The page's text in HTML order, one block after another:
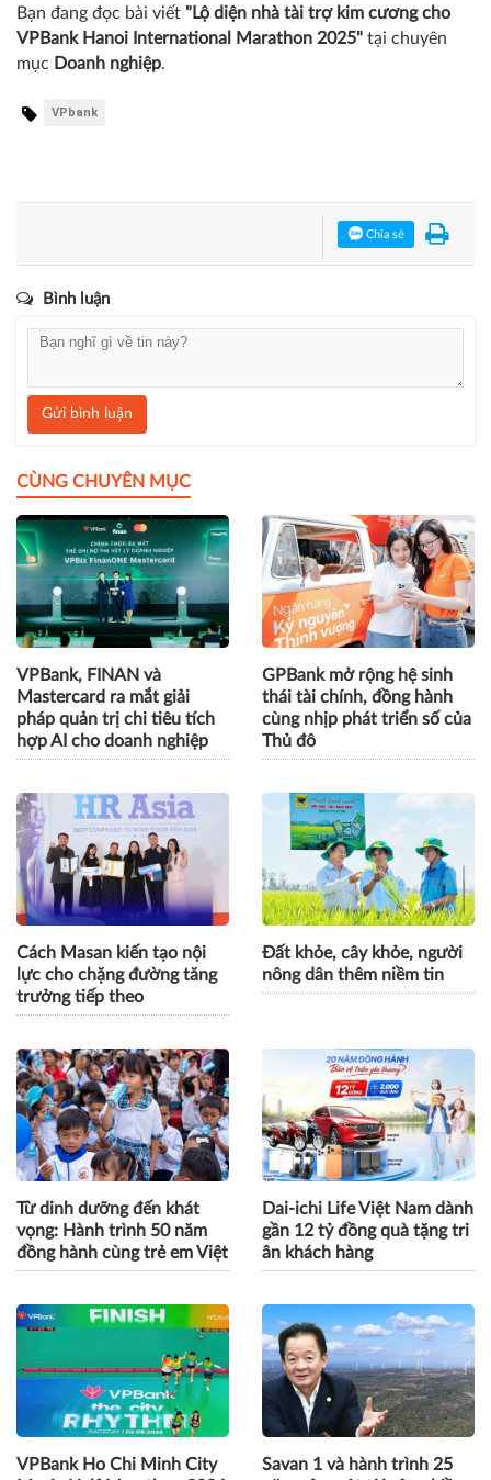
Bạn đang đọc bài viết "Lộ diện nhà tài trợ kim cương cho
VPBank Hanoi International Marathon 2025" tại chuyên
mục Doanh nghiệp.
VPbank
Chia sẻ
Bình luận
Gửi bình luận
CÙNG CHUYÊN MỤC
VPBank, FINAN và
Mastercard ra mắt giải
pháp quản trị chi tiêu tích
hợp AI cho doanh nghiệp
GPBank mở rộng hệ sinh
thái tài chính, đồng hành
cùng nhịp phát triển số của
Thủ đô
Cách Masan kiến tạo nội
lực cho chặng đường tăng
trưởng tiếp theo
Đất khỏe, cây khỏe, người
nông dân thêm niềm tin
Từ dinh dưỡng đến khát
vọng: Hành trình 50 năm
đồng hành cùng trẻ em Việt
Dai-ichi Life Việt Nam dành
gần 12 tỷ đồng quà tặng tri
ân khách hàng
VPBank Ho Chi Minh City
Savan 1 và hành trình 25